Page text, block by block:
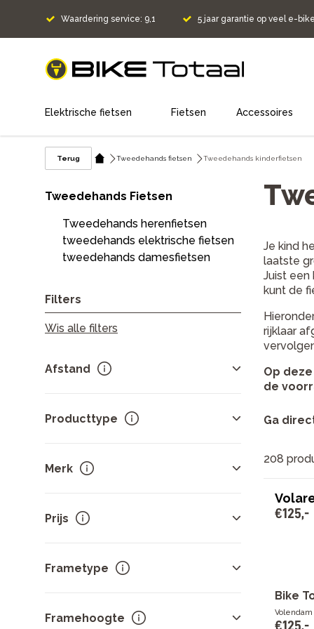
Waardering service: 9,1 5 jaar garantie op veel e-
home
Elektrische fietsen Fietsen Accessoires
Terug Tweedehands fietsen Tweedehands kinderfietsen
Tweedehands Fietsen
Tweedehands herenfietsen
tweedehands elektrische fietsen
tweedehands damesfietsen
Filters
Wis alle filters
Afstand
Kies afstand
Producttype
Kinderfietsen
Merk
Alpina
Batavus
Prijs
Frametype
Jongens
Framehoogte
Je kind
laatste
Juist een
kunt de
rijklaar
Op
de
Ga
208
€125,-
Bike
Volendam
€125,-